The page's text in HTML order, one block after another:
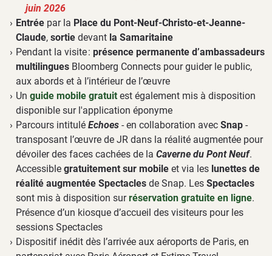
juin 2026
Entrée par la Place du Pont-Neuf-Christo-et-Jeanne-
Claude, sortie devant la Samaritaine
Pendant la visite : présence permanente d’ambassadeurs
multilingues Bloomberg Connects pour guider le public,
aux abords et à l’intérieur de l’œuvre
Un guide mobile gratuit est également mis à disposition
disponible sur l'application éponyme
Parcours intitulé Echoes - en collaboration avec Snap -
transposant l’œuvre de JR dans la réalité augmentée pour
dévoiler des faces cachées de la Caverne du Pont Neuf.
Accessible gratuitement sur mobile et via les lunettes de
réalité augmentée Spectacles de Snap. Les Spectacles
sont mis à disposition surréservation gratuite en ligne.
Présence d’un kiosque d’accueil des visiteurs pour les
sessions Spectacles
Dispositif inédit dès l’arrivée aux aéroports de Paris, en